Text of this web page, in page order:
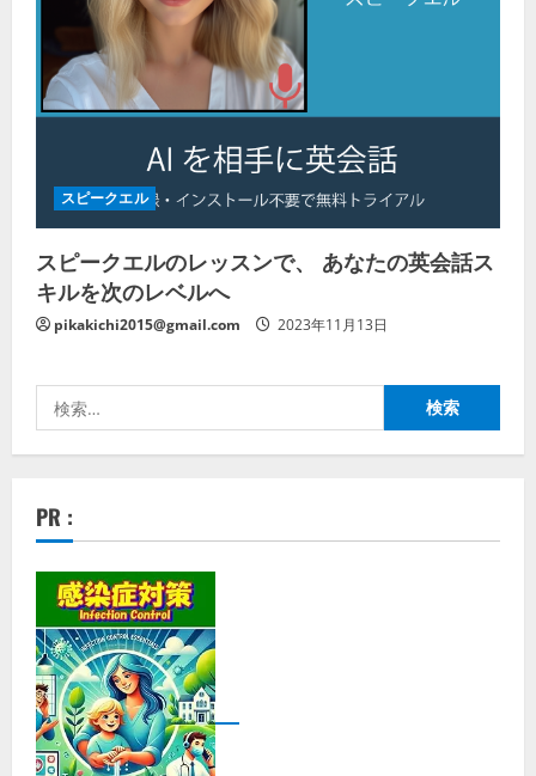
スピークエル
スピークエルのレッスンで、 あなたの英会話ス
キルを次のレベルへ
pikakichi2015@gmail.com 2023年11月13日
索:
PR :